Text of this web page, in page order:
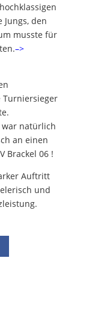
Jungs, den
musste für
–>
Turniersieger
war natürlich
an einen
Brackel 06 !
Auftritt
und